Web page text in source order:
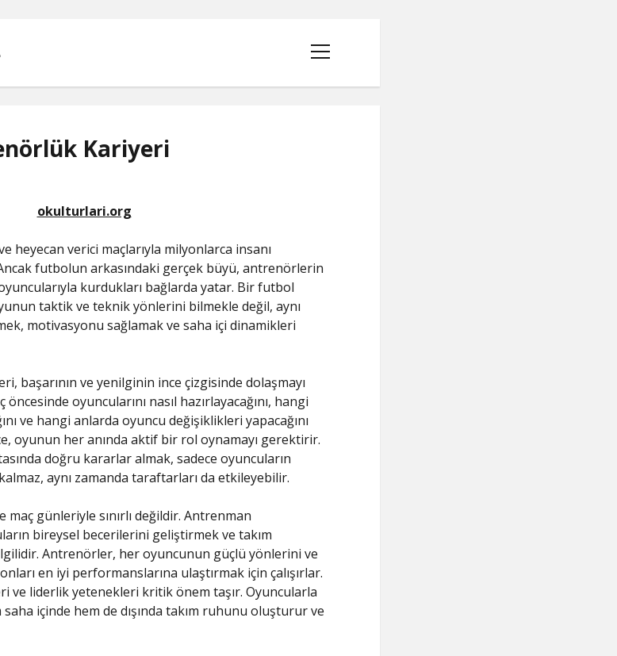
menüyü
aç
FACEBOOK BEĞENI HILESI
BEĞENI HILESI 2021 ÜCRETSIZ
LISTE
KASMA ŞIFRESIZ
SAYFA LISTESI
Kariyeri
okulturlari.org
heyecan verici maçlarıyla milyonlarca insanı
futbolun arkasındaki gerçek büyü, antrenörlerin
kurdukları bağlarda yatar. Bir futbol
taktik ve teknik yönlerini bilmekle değil, aynı
motivasyonu sağlamak ve saha içi dinamikleri
başarının ve yenilginin ince çizgisinde dolaşmayı
oyuncularını nasıl hazırlayacağını, hangi
ve hangi anlarda oyuncu değişiklikleri yapacağını
oyunun her anında aktif bir rol oynamayı gerektirir.
doğru kararlar almak, sadece oyuncuların
aynı zamanda taraftarları da etkileyebilir.
günleriyle sınırlı değildir. Antrenman
bireysel becerilerini geliştirmek ve takım
Antrenörler, her oyuncunun güçlü yönlerini ve
en iyi performanslarına ulaştırmak için çalışırlar.
ve liderlik yetenekleri kritik önem taşır. Oyuncularla
içinde hem de dışında takım ruhunu oluşturur ve